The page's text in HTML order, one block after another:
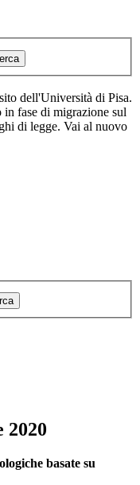
dell'Università di Pisa.
fase di migrazione sul
di legge. Vai al nuovo
2020
basate su